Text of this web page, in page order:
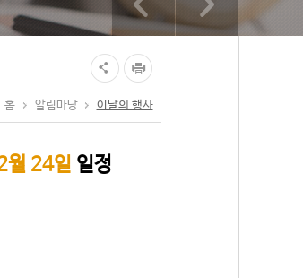
홈 알림마당 이달의 행사
월 24일 일정